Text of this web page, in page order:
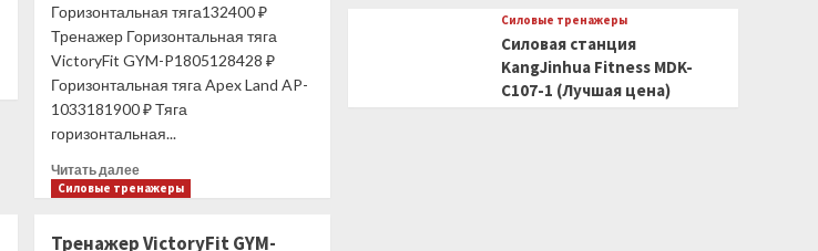
Горизонтальная тяга132400 ₽
Тренажер Горизонтальная тяга
VictoryFit GYM-P1805128428 ₽
Горизонтальная тяга Apex Land AP-
1033181900 ₽ Тяга
горизонтальная...
Читать далееПрочитать
больше
Силовые тренажеры
Тренажер VictoryFit GYM-
Силовые тренажеры
Силовая станция
KangJinhua Fitness MDK-
C107-1 (Лучшая цена)